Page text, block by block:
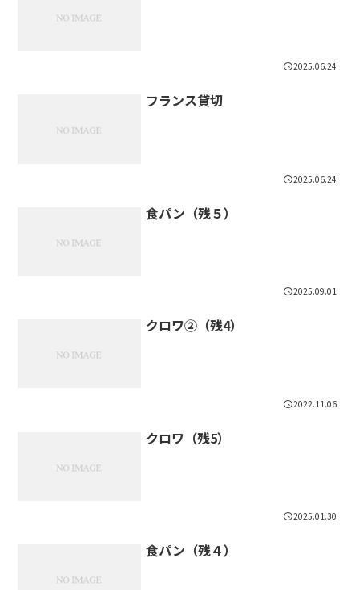
2025.06.24
フランス貸切
2025.06.24
食パン（残５）
2025.09.01
クロワ②（残4）
2022.11.06
クロワ（残5）
2025.01.30
食パン（残４）